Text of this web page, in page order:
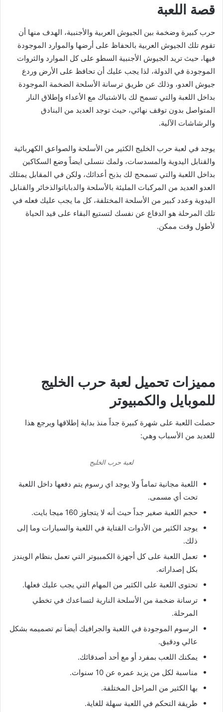
قصة اللعبة
حرب كبيرة وضخمة بين الجيوش العربية والأجنبية، الهدف منها أن
تقوم تلك الجيوش العربية بالحفاظ على أرضها والموارد الموجودة
فيها، حيث تريد الجيوش الأجنبية السطو على كل الموارد والثروات
الموجودة في الدولة، لذا يجب عليك أن تحافظ على الأرض وردع
جيوش العدو، وذلك عن طريق ترسانة الأسلحة الضخمة الموجودة
بداخل اللعبة والتي تسمح لك بالاشتباك مع الأعداء وإطلاق النار
المتواصل بدون توقف نهائي، حيث توجد العديد من البنادق
والرشاشات الآلية.
يوجد في لعبة حرب الخليج الكثير من الأسلحة والصواعق الكهربائية
والقنابل اليدوية والمسدسات، ولمك ننسلى ايضاً وضع السكاكين
بداخل اللعبة والتي تسمحج لك بذبح أعدائك، ولكن في المقابل يمتلك
العدو العديد من المركبات المليئة بالأسلحة والدباباتوالذخائر والقنابل
اليدوية وعدد كبير من الأسلحة المختلفة، كل ما يجب عليك فعله في
تلك المرحلة هو الدفاع عن نفسك لتستيع البقاء على قيد الحياة
لأطول وقت ممكن.
مميزات تحميل لعبة حرب الخليج
للموبايل والكمبيوتر
حصلت اللعبة على شهرة كبيرة جداً منذ بداية إطلاقها ويرجع هذا
للعديد من الأسباب وهي:
لعبة حرب الخليج
اللعبة مجانية تماماً ولا يوجد اي رسوم يتم دفعها داخل اللعبة
تحت أي مسمى.
حجم اللعبة صغير جداً حيث أنه لا يتجاوز 160 ميجا بايت.
يوجد الكثير من الأدوات القتاية في اللعبة والسيارات وما إلى
ذلك.
تعمل اللعبة على كل أجهزة الكمبيوتر التي تعمل بنظام الويندز
بكل إصداراته.
تحتوى اللعبة على الكثير من المهام التي يجب عليك فعلها.
ترسانة ضخمة من الأسلحة النارية لتساعدك في تخطي
المرحلة.
الرسوم الموجودة في اللعبة والجرافيك أيضاَ تم تصميمه بشكل
عالي ودقيق.
يمكنك اللعب بمفرد أو مع أحد أصدقائك.
مناسبة لكل من يزيد عمره عن 10 سنوات.
بها الكثير من المراحل المختلفة.
طريقة التحكم في اللعبة سهلة للغاية.